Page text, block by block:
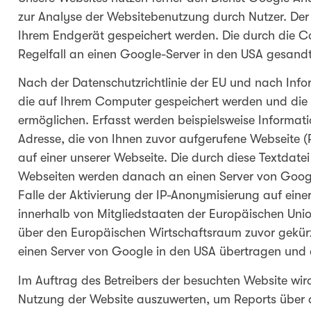
zur Analyse der Websitebenutzung durch Nutzer.
Ihrem Endgerät gespeichert werden. Die durch die
Regelfall an einen Google-Server in den USA
Nach der Datenschutzrichtlinie der EU und nach
die auf Ihrem Computer gespeichert werden und
ermöglichen. Erfasst werden beispielsweise
Adresse, die von Ihnen zuvor aufgerufene Webseite
auf einer unserer Webseite. Die durch diese
Webseiten werden danach an einen Server von
Falle der Aktivierung der IP-Anonymisierung auf
innerhalb von Mitgliedstaaten der Europäischen
über den Europäischen Wirtschaftsraum zuvor
einen Server von Google in den USA übertragen
Im Auftrag des Betreibers der besuchten Website
Nutzung der Website auszuwerten, um Reports